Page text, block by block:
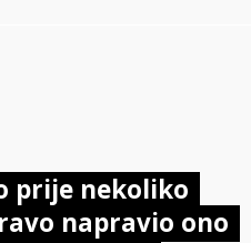
prije nekoliko
napravio ono